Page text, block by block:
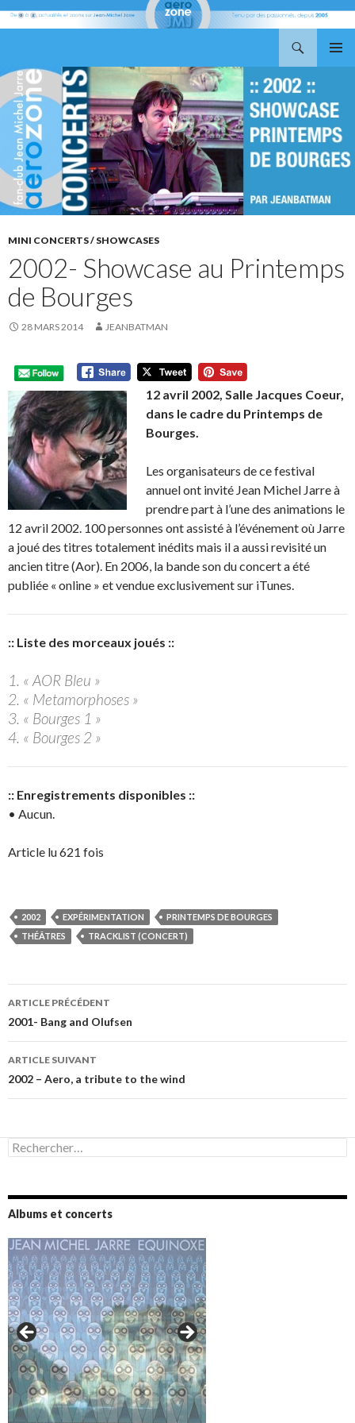
AU
CONTENU
MINI CONCERTS / SHOWCASES
2002- Showcase au Printemps
de Bourges
28 MARS 2014 JEANBATMAN
12 avril 2002, Salle Jacques Coeur,
dans le cadre du Printemps de
Bourges.
Les organisateurs de ce festival
annuel ont invité Jean Michel Jarre à
prendre part à l’une des animations le
12 avril 2002. 100 personnes ont assisté à l’événement où Jarre
a joué des titres totalement inédits mais il a aussi revisité un
ancien titre (Aor). En 2006, la bande son du concert a été
publiée « online » et vendue exclusivement sur iTunes.
:: Liste des morceaux joués ::
1. « AOR Bleu »
2. « Metamorphoses »
3. « Bourges 1 »
4. « Bourges 2 »
:: Enregistrements disponibles ::
• Aucun.
Article lu 621 fois
2002 EXPÉRIMENTATION
PRINTEMPS DE BOURGES
THÉÂTRES
TRACKLIST (CONCERT)
Navigation
des
articles
ARTICLE PRÉCÉDENT
2001- Bang and Olufsen
ARTICLE SUIVANT
2002 – Aero, a tribute to the wind
Rechercher :
Albums et concerts